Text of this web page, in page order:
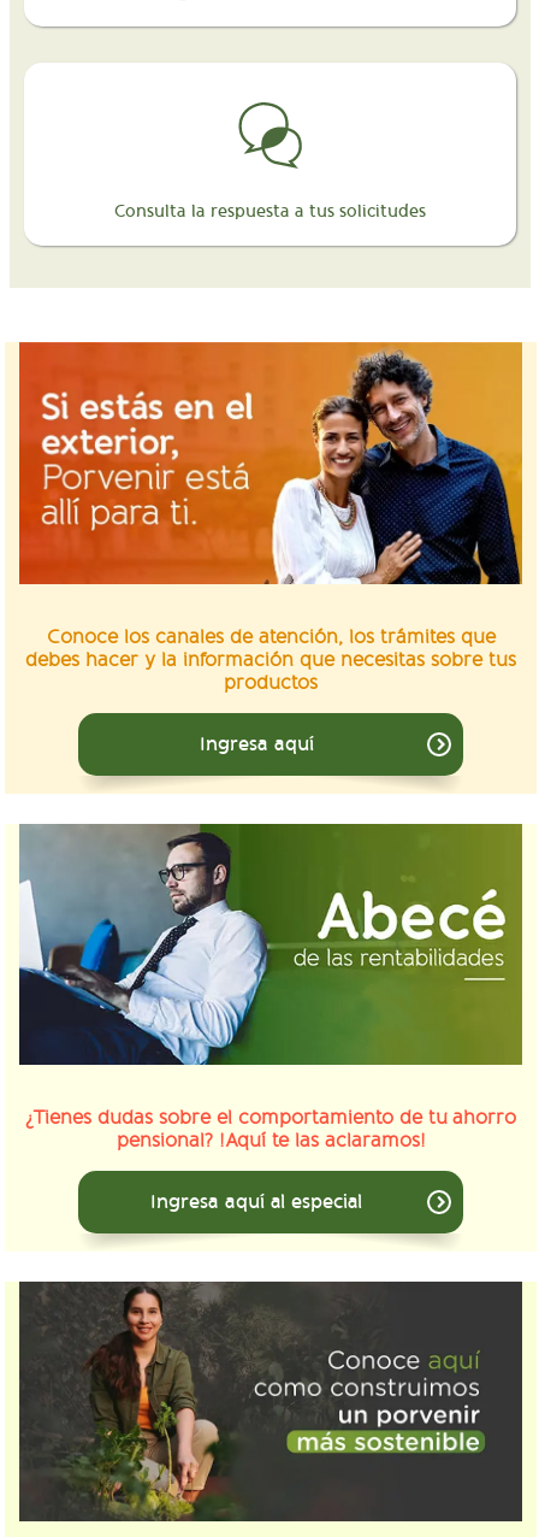
Consulta la respuesta a tus solicitudes
Conoce los canales de atención, los trámites que
debes hacer y la información que necesitas sobre tus
productos
Ingresa aquí
¿Tienes dudas sobre el comportamiento de tu ahorro
pensional? !Aquí te las aclaramos!
Ingresa aquí al especial